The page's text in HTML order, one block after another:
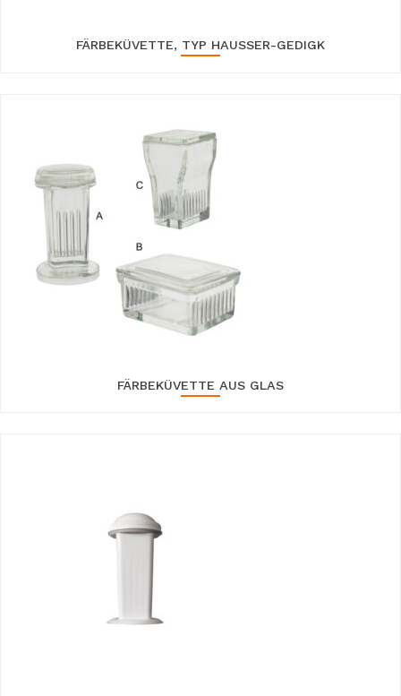
FÄRBEKÜVETTE, TYP HAUSSER-GEDIGK
FÄRBEKÜVETTE AUS GLAS